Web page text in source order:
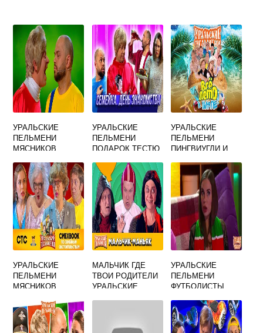
УРАЛЬСКИЕ
ПЕЛЬМЕНИ
МЯСНИКОВ
УРАЛЬСКИЕ
ПЕЛЬМЕНИ
ПОДАРОК ТЕСТЮ
УРАЛЬСКИЕ
ПЕЛЬМЕНИ
ПИНГВИУГЛИ И
УРАЛЬСКИЕ
ПЕЛЬМЕНИ
МЯСНИКОВ
БАБКЕ
МАЛЬЧИК ГДЕ
ТВОИ РОДИТЕЛИ
УРАЛЬСКИЕ
УРАЛЬСКИЕ
ПЕЛЬМЕНИ
ФУТБОЛИСТЫ